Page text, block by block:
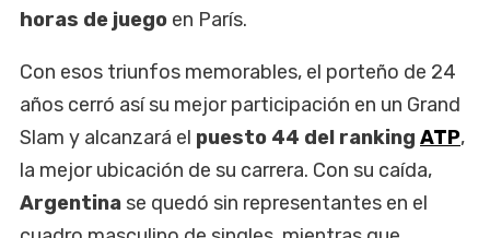
horas de juego en París.
Con esos triunfos memorables, el porteño de 24
años cerró así su mejor participación en un Grand
Slam y alcanzará el puesto 44 del ranking ATP,
la mejor ubicación de su carrera. Con su caída,
Argentina se quedó sin representantes en el